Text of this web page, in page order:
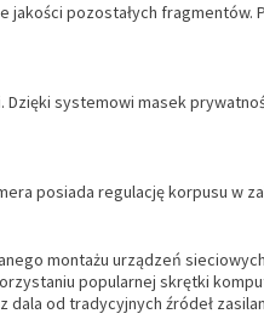
pozostałych fragmentów.
systemowi masek
posiada regulację korpusu w
montażu urządzeń
popularnej skrętki
od tradycyjnych źródeł